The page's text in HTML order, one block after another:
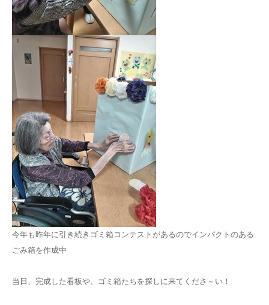
今年も昨年に引き続きゴミ箱コンテストがあるのでインパクトのある
ごみ箱を作成中
当日、完成した看板や、ゴミ箱たちを探しに来てくださ～い！